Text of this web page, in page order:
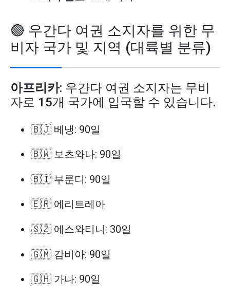
🟢 우간다 여권 소지자를 위한 무
비자 국가 및 지역 (대륙별 분류)
아프리카: 우간다 여권 소지자는 무비
자로 15개 국가에 입국할 수 있습니다.
🇧🇯 베냉: 90일
🇧🇼 보츠와나: 90일
🇧🇮 부룬디: 90일
🇪🇷 에리트레아
🇸🇿 에스와티니: 30일
🇬🇲 감비아: 90일
🇬🇭 가나: 90일